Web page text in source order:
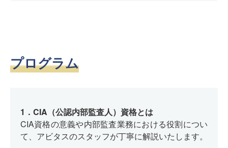
プログラム
1．CIA（公認内部監査人）資格とは
CIA資格の意義や内部監査業務における役割につい
て、アビタスのスタッフが丁寧に解説いたします。